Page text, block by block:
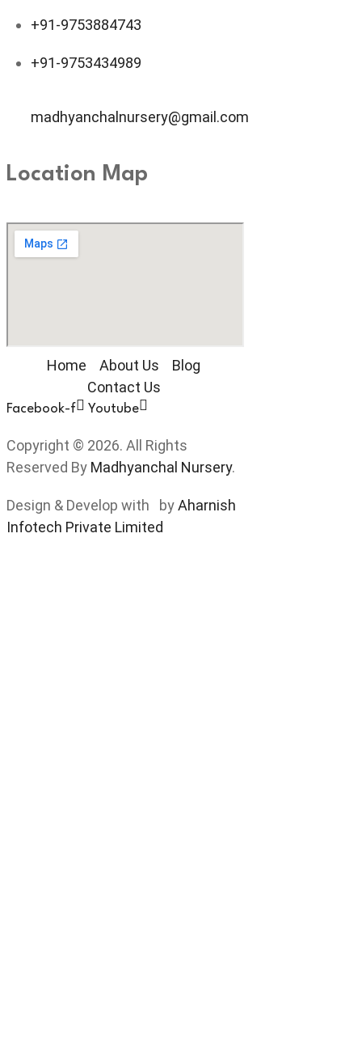
+91-9753884743
+91-9753434989
madhyanchalnursery@gmail.com
Location Map
Home About Us
Blog
Contact Us
Facebook-f Youtube
Copyright © 2026. All Rights
Reserved By Madhyanchal Nursery.
Design & Develop with byAharnish
Infotech Private Limited